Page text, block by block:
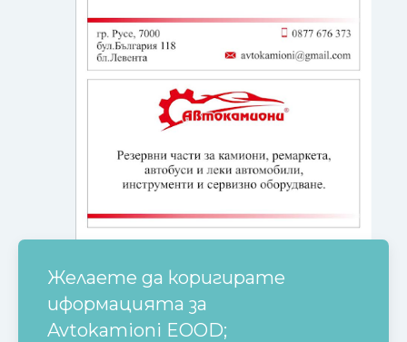
Желаете да коригирате
иформацията за
Avtokamioni EOOD;